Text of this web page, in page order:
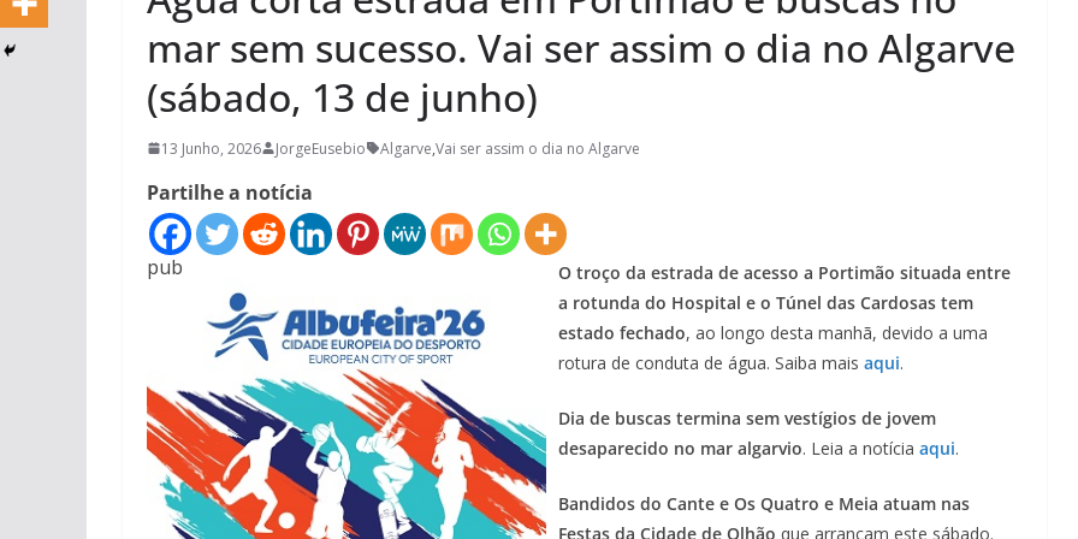
mar sem sucesso. Vai ser assim o dia no Algarve
(sábado, 13 de junho)
13 Junho, 2026 JorgeEusebio Algarve,Vai ser assim o dia no Algarve
Partilhe a notícia
pub
O troço da estrada de acesso a Portimão situada entre
a rotunda do Hospital e o Túnel das Cardosas tem
estado fechado, ao longo desta manhã, devido a uma
rotura de conduta de água. Saiba mais aqui.
Dia de buscas termina sem vestígios de jovem
desaparecido no mar algarvio. Leia a notícia aqui.
Bandidos do Cante e Os Quatro e Meia atuam nas
Festas da Cidade de Olhão que arrancam este sábado.